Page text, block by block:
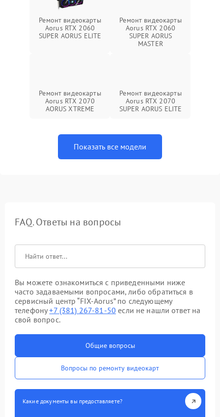
Ремонт видеокарты
Aorus RTX 2060
SUPER AORUS ELITE
Ремонт видеокарты
Aorus RTX 2060
SUPER AORUS
MASTER
Ремонт видеокарты
Aorus RTX 2070
AORUS XTREME
Ремонт видеокарты
Aorus RTX 2070
SUPER AORUS ELITE
Показать все модели
FAQ. Ответы на вопросы
Вы можете ознакомиться с приведенными ниже
часто задаваемыми вопросами, либо обратиться в
сервисный центр “FIX-Aorus” по следующему
телефону+7 (381) 267-81-50 если не нашли ответ на
свой вопрос.
Общие вопросы
Вопросы по ремонту видеокарт
Какие документы вы предоставляете?